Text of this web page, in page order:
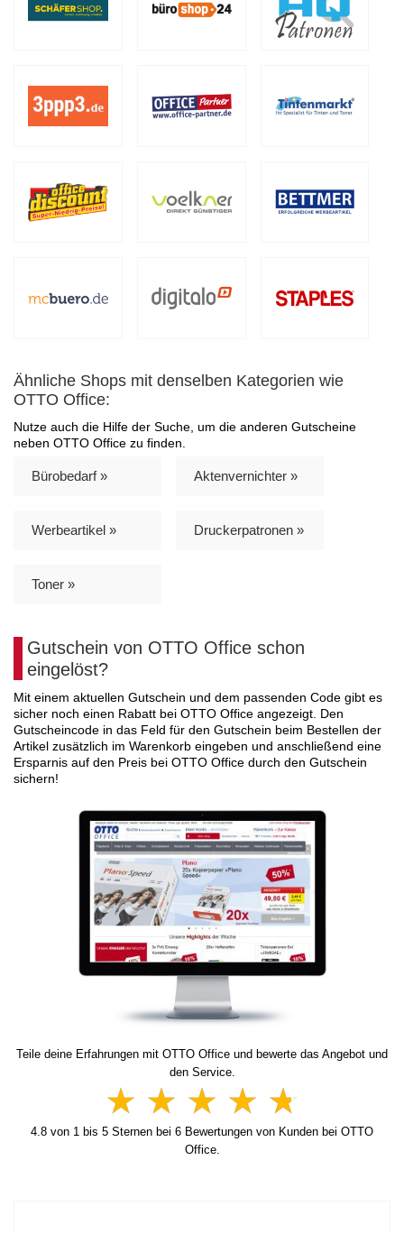
Ähnliche Shops mit denselben Kategorien wie
OTTO Office:
Nutze auch die Hilfe der Suche, um die anderen Gutscheine
neben OTTO Office zu finden.
Bürobedarf » Aktenvernichter »
Werbeartikel » Druckerpatronen »
Toner »
Gutschein von OTTO Office schon
eingelöst?
Mit einem aktuellen Gutschein und dem passenden Code gibt es
sicher noch einen Rabatt bei OTTO Office angezeigt. Den
Gutscheincode in das Feld für den Gutschein beim Bestellen der
Artikel zusätzlich im Warenkorb eingeben und anschließend eine
Ersparnis auf den Preis bei OTTO Office durch den Gutschein
sichern!
Teile deine Erfahrungen mit OTTO Office und bewerte das Angebot und
den Service.
4.8 von 1 bis 5 Sternen bei 6 Bewertungen von Kunden bei OTTO
Office.